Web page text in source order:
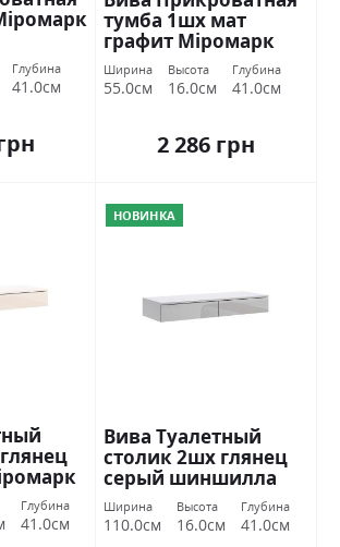
Глубина
41.0см
тумба 1шх мат
графит Міромарк
Ширина
55.0см
Высота
16.0см
Глубина
41.0см
2 286 грн
Глубина
41.0см
НОВИНКА
Вива Туалетный
столик 2шх глянец
серый шиншилла
Міромарк
Ширина
110.0см
Высота
16.0см
Глубина
41.0см